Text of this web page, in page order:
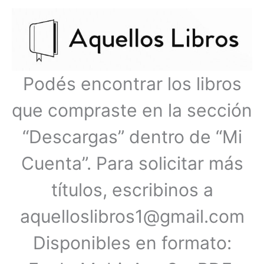
Podés encontrar los libros
que compraste en la sección
“Descargas” dentro de “Mi
Cuenta”. Para solicitar más
títulos, escribinos a
aquelloslibros1@gmail.com
Disponibles en formato:
principal